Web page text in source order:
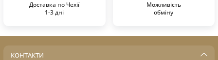
Доставка по Чехії
1-3 дні
Можливість
обміну
КОНТАКТИ